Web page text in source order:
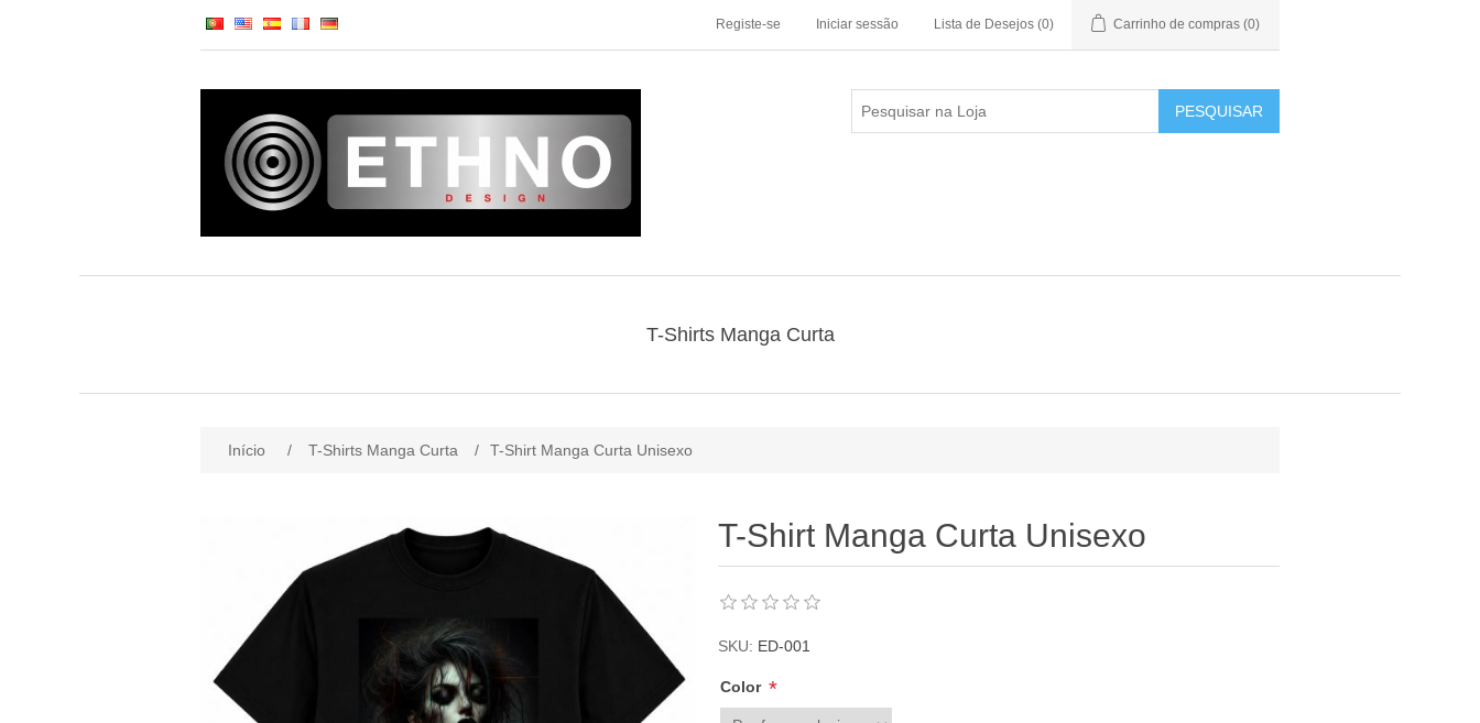
Registe-se Iniciar sessão Lista de Desejos (0) Carrinho de compras (0)
PESQUISAR
T-Shirts Manga Curta
Início / T-Shirts Manga Curta / T-Shirt Manga Curta Unisexo
T-Shirt Manga Curta Unisexo
SKU: ED-001
Color *